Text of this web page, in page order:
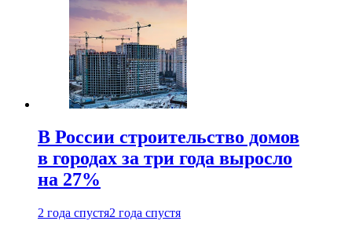
В России строительство домов
в городах за три года выросло
на 27%
2 года спустя2 года спустя